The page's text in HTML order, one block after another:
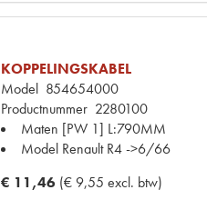
KOPPELINGSKABEL
Model 854654000
Productnummer 2280100
Maten [PW 1] L:790MM
Model Renault R4 ->6/66
€ 11,46 (€ 9,55 excl. btw)